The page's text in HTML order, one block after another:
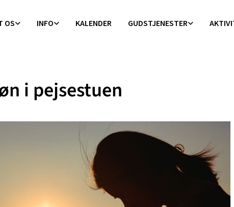
OS INFO KALENDER GUDSTJENESTER
i pejsestuen